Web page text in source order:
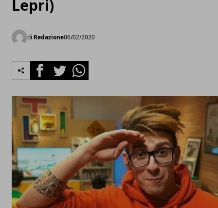
Lepri)
di Redazione06/02/2020
FacebookTwitterWhatsapp